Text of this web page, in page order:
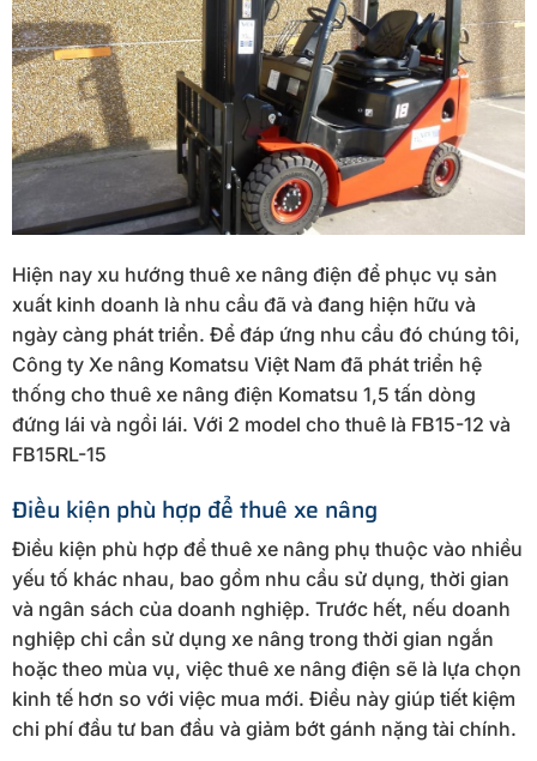
Hiện nay xu hướng thuê xe nâng điện để phục vụ sản
xuất kinh doanh là nhu cầu đã và đang hiện hữu và
ngày càng phát triển. Để đáp ứng nhu cầu đó chúng tôi,
Công ty Xe nâng Komatsu Việt Nam đã phát triển hệ
thống cho thuê xe nâng điện Komatsu 1,5 tấn dòng
đứng lái và ngồi lái. Với 2 model cho thuê là FB15-12 và
FB15RL-15
Điều kiện phù hợp để thuê xe nâng
Điều kiện phù hợp để thuê xe nâng phụ thuộc vào nhiều
yếu tố khác nhau, bao gồm nhu cầu sử dụng, thời gian
và ngân sách của doanh nghiệp. Trước hết, nếu doanh
nghiệp chỉ cần sử dụng xe nâng trong thời gian ngắn
hoặc theo mùa vụ, việc thuê xe nâng điện sẽ là lựa chọn
kinh tế hơn so với việc mua mới. Điều này giúp tiết kiệm
chi phí đầu tư ban đầu và giảm bớt gánh nặng tài chính.